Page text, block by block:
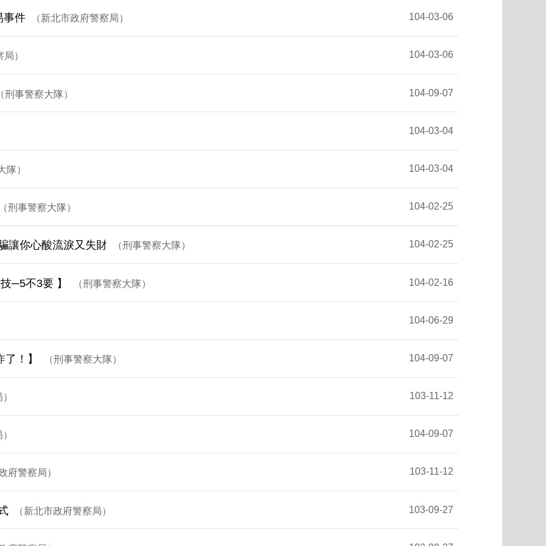
事件 新北市政府警察局 104-03-06
局 104-03-06
刑事警察大隊 104-09-07
104-03-04
隊 104-03-04
刑事警察大隊 104-02-25
讓你心酸流淚又失財 刑事警察大隊 104-02-25
─5不3要 】 刑事警察大隊 104-02-16
104-06-29
！】 刑事警察大隊 104-09-07
103-11-12
104-09-07
府警察局 103-11-12
新北市政府警察局 103-09-27